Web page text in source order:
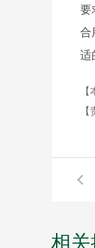
要
合
适
相